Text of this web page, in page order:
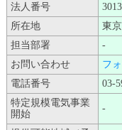
法人番号
所在地
東
担当部署
-
お問い合わせ
フ
電話番号
03-
特定規模電気事業
開始
-